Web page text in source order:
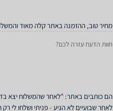
מחיר טוב, ההזמנה באתר קלה מאוד
חוות הדעת עזרה לכם?